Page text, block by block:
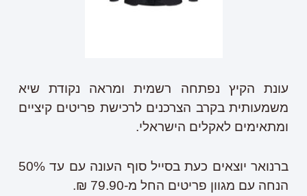
עונת הקיץ נפתחה רשמית ומראה נקודת שיא
משמעותית בקרב הצרכנים לרכישת פריטים קיציים
ומתאימים לאקלים הישראלי.
ברנואר יוצאים כעת בסייל סוף העונה עם עד 50%
הנחה עם מגוון פריטים החל מ-79.90 ₪.